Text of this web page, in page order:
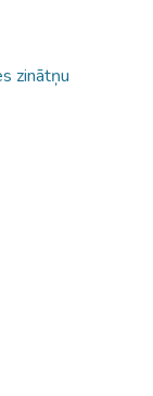
zinātņu